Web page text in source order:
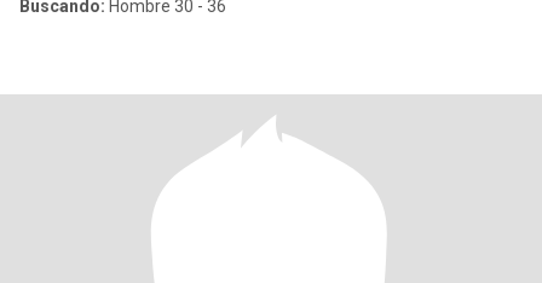
Buscando: Hombre 30 - 36